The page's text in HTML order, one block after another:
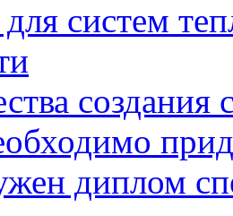
систем
создания
диплом